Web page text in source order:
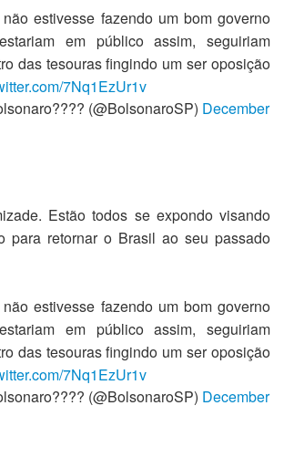
estivesse fazendo um bom governo
em público assim, seguiriam
das tesouras fingindo um ser oposição
7Nq1EzUr1v
(@BolsonaroSP) December
Estão todos se expondo visando
para retornar o Brasil ao seu passado
estivesse fazendo um bom governo
em público assim, seguiriam
das tesouras fingindo um ser oposição
7Nq1EzUr1v
(@BolsonaroSP) December